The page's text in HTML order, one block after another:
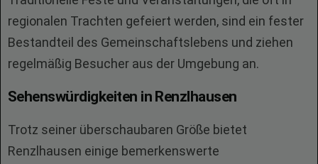
regionalen Trachten gefeiert werden, sind ein fester
Bestandteil des Gemeinschaftslebens und ziehen
regelmäßig Besucher aus der Umgebung an.
Sehenswürdigkeiten in Renzlhausen
Trotz seiner überschaubaren Größe bietet
Renzlhausen einige bemerkenswerte